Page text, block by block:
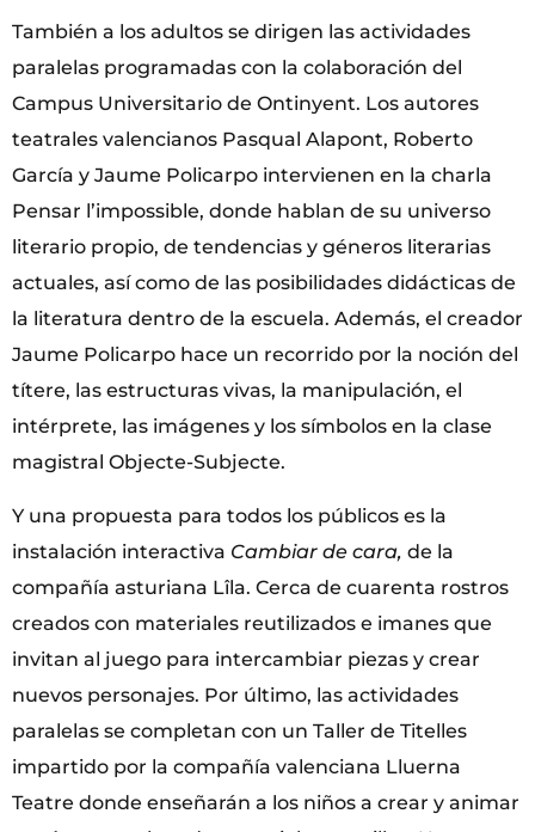
También a los adultos se dirigen las actividades
paralelas programadas con la colaboración del
Campus Universitario de Ontinyent. Los autores
teatrales valencianos Pasqual Alapont, Roberto
García y Jaume Policarpo intervienen en la charla
Pensar l’impossible, donde hablan de su universo
literario propio, de tendencias y géneros literarias
actuales, así como de las posibilidades didácticas de
la literatura dentro de la escuela. Además, el creador
Jaume Policarpo hace un recorrido por la noción del
títere, las estructuras vivas, la manipulación, el
intérprete, las imágenes y los símbolos en la clase
magistral Objecte-Subjecte.
Y una propuesta para todos los públicos es la
instalación interactiva Cambiar de cara, de la
compañía asturiana Lîla. Cerca de cuarenta rostros
creados con materiales reutilizados e imanes que
invitan al juego para intercambiar piezas y crear
nuevos personajes. Por último, las actividades
paralelas se completan con un Taller de Titelles
impartido por la compañía valenciana Lluerna
Teatre donde enseñarán a los niños a crear y animar